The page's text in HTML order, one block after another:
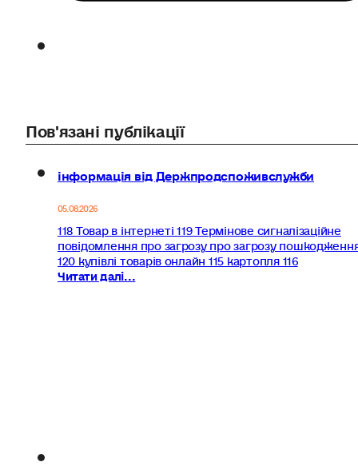
Пов'язані публікації
інформація від Держпродспоживслужби
05.08.2026
118 Товар в інтернеті 119 Термінове сигналізаційне
повідомлення про загрозу про загрозу
120 купівлі товарів онлайн 115 картопля 116
Читати далі...